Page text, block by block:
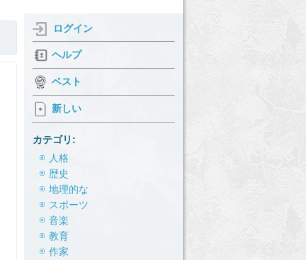
ログイン
ヘルプ
ベスト
新しい
カテゴリ:
人格
歴史
地理的な
スポーツ
音楽
教育
作家